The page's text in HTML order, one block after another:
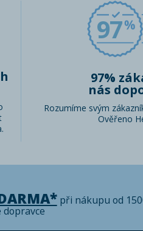
97
97%
nás
Rozumíme svým
Ověřeno
při nákupu od